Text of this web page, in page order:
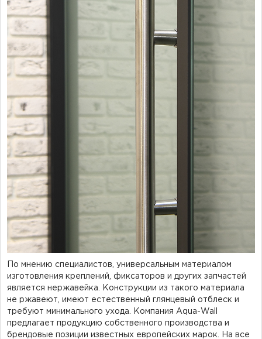
По мнению специалистов, универсальным материалом
изготовления креплений, фиксаторов и других запчастей
является нержавейка. Конструкции из такого материала
не ржавеют, имеют естественный глянцевый отблеск и
требуют минимального ухода. Компания Aqua-Wall
предлагает продукцию собственного производства и
брендовые позиции известных европейских марок. На все